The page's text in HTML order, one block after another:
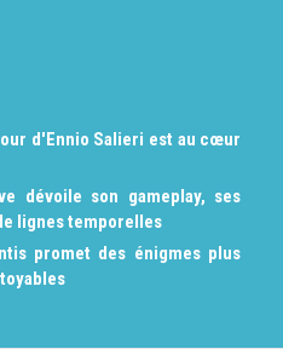
d'Ennio Salieri est au cœur
dévoile son gameplay, ses
lignes temporelles
promet des énigmes plus